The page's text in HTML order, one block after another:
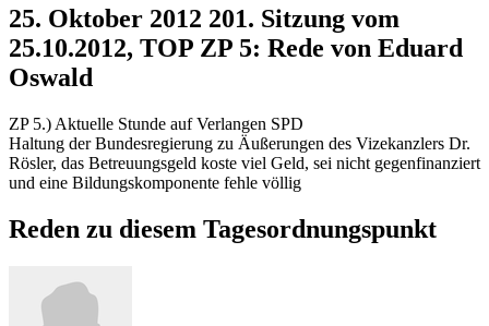
25. Oktober 2012 201. Sitzung vom
25.10.2012, TOP ZP 5: Rede von Eduard
Oswald
ZP 5.) Aktuelle Stunde auf Verlangen SPD
Haltung der Bundesregierung zu Äußerungen des Vizekanzlers Dr.
Rösler, das Betreuungsgeld koste viel Geld, sei nicht gegenfinanziert
und eine Bildungskomponente fehle völlig
Reden zu diesem Tagesordnungspunkt